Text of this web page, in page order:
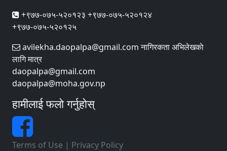
+९७७-०७५-५२०१२३ +९७७-०७५-५२०१२४
+९७७-०७५-५२०१२५
avilekha.daopalpa@gmail.com नागिरकता अभिलेखकाे
लागि मात्र
daopalpa@gmail.com
daopalpa@moha.gov.np
हामीलाई फलो गर्नुहोस्
Terms of Use | Privacy Policy